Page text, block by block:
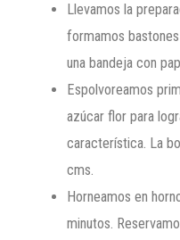
Llevamos la
formamos
una bandeja con
Espolvoreamos
azúcar flor para
característica. La
cms.
Horneamos en
minutos.